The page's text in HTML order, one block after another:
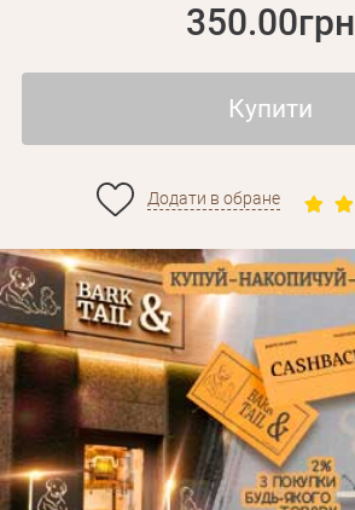
350.00грн
Купити
Додати в обране